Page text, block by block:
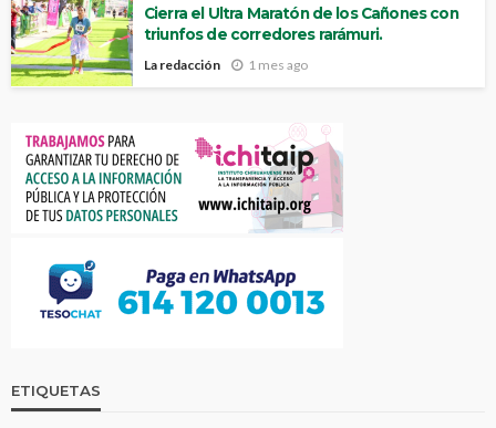
Cierra el Ultra Maratón de los Cañones con
triunfos de corredores rarámuri.
La redacción 1 mes ago
ETIQUETAS